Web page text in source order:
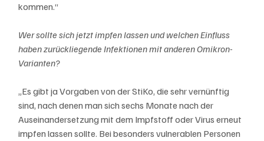
kommen.“
Wer sollte sich jetzt impfen lassen und welchen Einfluss
haben zurückliegende Infektionen mit anderen Omikron-
Varianten?
„Es gibt ja Vorgaben von der StiKo, die sehr vernünftig
sind, nach denen man sich sechs Monate nach der
Auseinandersetzung mit dem Impfstoff oder Virus erneut
impfen lassen sollte. Bei besonders vulnerablen Personen